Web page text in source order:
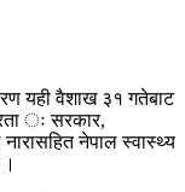
यही वैशाख ३१ गतेबाट
ः सरकार,
नेपाल स्वास्थ्य